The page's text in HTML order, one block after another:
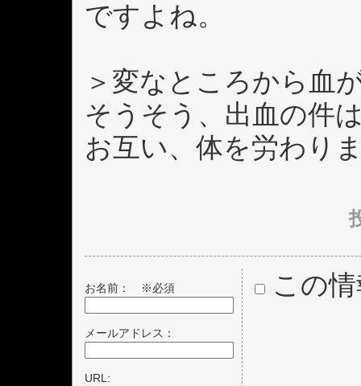
ですよね。
＞変なところから血
そうそう、出血の件
お互い、体を労わり
お名前： ※必須
メールアドレス：
URL:
この